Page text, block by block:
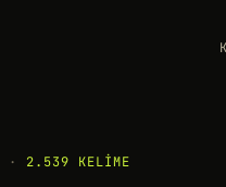
· 2.539 KELIME